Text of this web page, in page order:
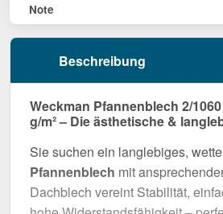
Note
Beschreibung
Weckman Pfannenblech 2/
g/m² – Die ästhetische &
Sie suchen ein langlebiges,
Pfannenblech mit
Dachblech vereint Stabilität,